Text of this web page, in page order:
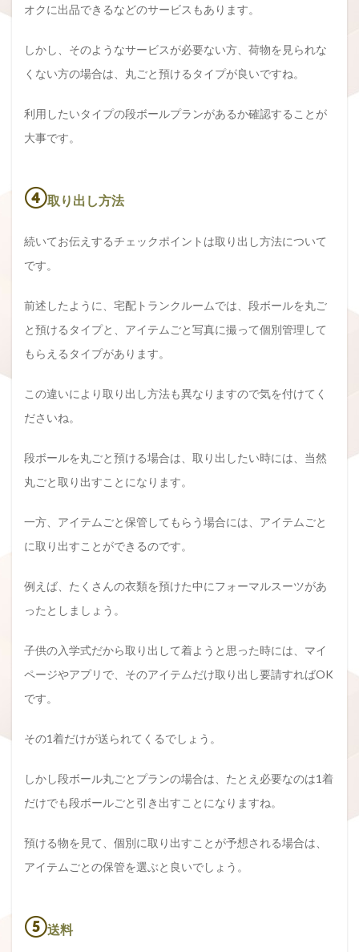
オクに出品できるなどのサービスもあります。
しかし、そのようなサービスが必要ない方、荷物を見られな
くない方の場合は、丸ごと預けるタイプが良いですね。
利用したいタイプの段ボールプランがあるか確認することが
大事です。
④取り出し方法
続いてお伝えするチェックポイントは取り出し方法について
です。
前述したように、宅配トランクルームでは、段ボールを丸ご
と預けるタイプと、アイテムごと写真に撮って個別管理して
もらえるタイプがあります。
この違いにより取り出し方法も異なりますので気を付けてく
ださいね。
段ボールを丸ごと預ける場合は、取り出したい時には、当然
丸ごと取り出すことになります。
一方、アイテムごと保管してもらう場合には、アイテムごと
に取り出すことができるのです。
例えば、たくさんの衣類を預けた中にフォーマルスーツがあ
ったとしましょう。
子供の入学式だから取り出して着ようと思った時には、マイ
ページやアプリで、そのアイテムだけ取り出し要請すればOK
です。
その1着だけが送られてくるでしょう。
しかし段ボール丸ごとプランの場合は、たとえ必要なのは1着
だけでも段ボールごと引き出すことになりますね。
預ける物を見て、個別に取り出すことが予想される場合は、
アイテムごとの保管を選ぶと良いでしょう。
⑤送料